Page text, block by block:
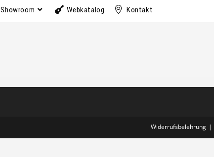
Showroom Webkatalog Kontakt
Widerrufsbelehrung